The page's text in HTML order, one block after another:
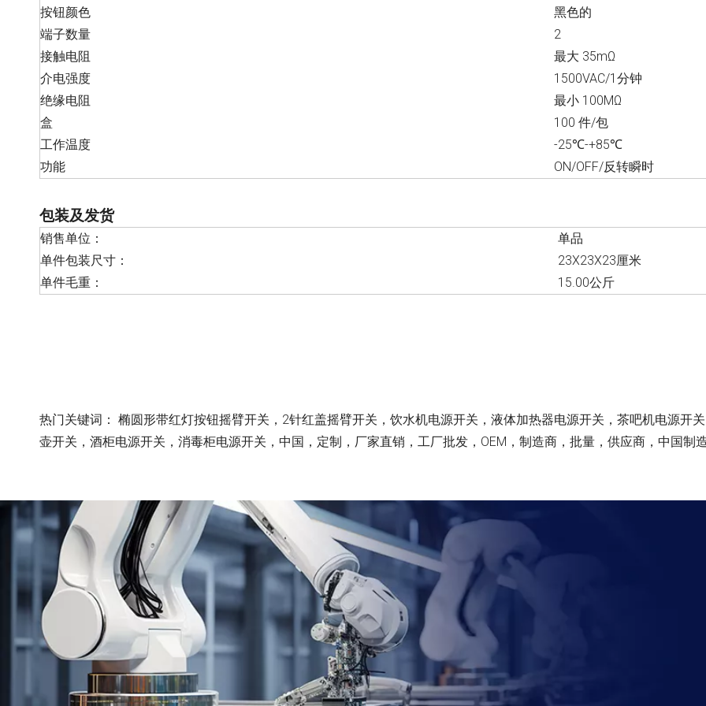
按钮颜色
黑色的
端子数量
2
接触电阻
最大 35mΩ
介电强度
1500VAC/1分钟
绝缘电阻
最小 100MΩ
盒
100 件/包
工作温度
-25℃-+85℃
功能
ON/OFF/反转瞬时
包装及发货
销售单位：
单品
单件包装尺寸：
23X23X23厘米
单件毛重：
15.00公斤
热门关键词： 椭圆形带红灯按钮摇臂开关，2针红盖摇臂开关，饮水机电源开关，液体加热器电源开关，茶吧机电源开
壶开关，酒柜电源开关，消毒柜电源开关，中国，定制，厂家直销，工厂批发，OEM，制造商，批量，供应商，中国制